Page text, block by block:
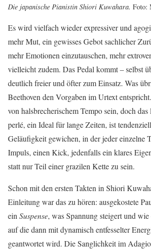
Die japanische Pianistin Shiori Kuwahara. Foto:
Es wird vielfach wieder expressiver und
mehr Mut, ein gewisses Gebot sachlicher
mehr Emotionen einzutauschen, mehr
vielleicht zudem. Das Pedal kommt – selbst
deutlich freier und öfter zum Einsatz. Was
Beethoven den Vorgaben im Urtext
von halsbrecherischem Tempo sein, doch
perlé, ein Ideal für lange Zeiten, ist
Geläufigkeit gewichen, in der jeder einzelne
Impuls, einen Kick, jedenfalls ein klares
statt nur Teil einer grazilen Kette zu sein.
Schon mit den ersten Takten in Shiori
Einleitung war das zu hören: ausgekostete
ein Suspense, was Spannung steigert und
auf die dann mit dynamisch entfesselter
geantwortet wird. Die Sanglichkeit im